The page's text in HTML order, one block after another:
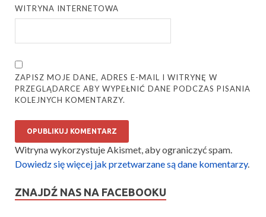
WITRYNA INTERNETOWA
ZAPISZ MOJE DANE, ADRES E-MAIL I WITRYNĘ W
PRZEGLĄDARCE ABY WYPEŁNIĆ DANE PODCZAS PISANIA
KOLEJNYCH KOMENTARZY.
Witryna wykorzystuje Akismet, aby ograniczyć spam.
Dowiedz się więcej jak przetwarzane są dane komentarzy.
ZNAJDŹ NAS NA FACEBOOKU